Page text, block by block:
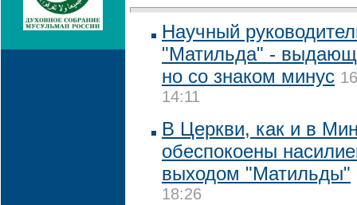
Научный
"Матильда" -
но со знаком минус
14:11
В Церкви, как и в
обеспокоены
выходом "Матильды"
18:26